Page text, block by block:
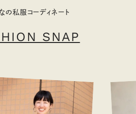
の私服コーディネート
SNAP